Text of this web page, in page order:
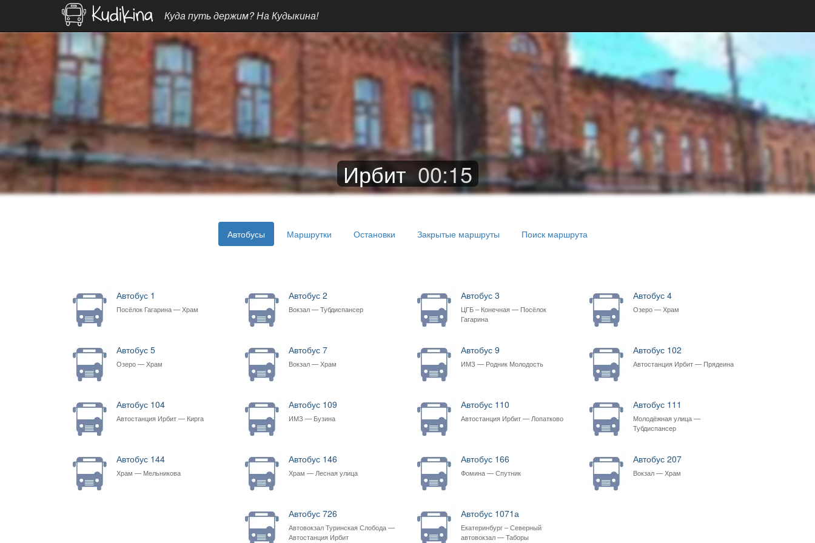
Куда путь держим? На Кудыкина!
Ирбит 00:15
Автобусы Маршрутки Остановки Закрытые маршруты Поиск маршрута
Автобус 1
Посёлок Гагарина — Храм
Автобус 2
Вокзал — Тубдиспансер
Автобус 3
ЦГБ – Конечная — Посёлок
Гагарина
Автобус 4
Озеро — Храм
Автобус 5
Озеро — Храм
Автобус 7
Вокзал — Храм
Автобус 9
ИМЗ — Родник Молодость
Автобус 102
Автостанция Ирбит — Прядеина
Автобус 104
Автостанция Ирбит — Кирга
Автобус 109
ИМЗ — Бузина
Автобус 110
Автостанция Ирбит — Лопатково
Автобус 111
Молодёжная улица —
Тубдиспансер
Автобус 144
Храм — Мельникова
Автобус 146
Храм — Лесная улица
Автобус 166
Фомина — Спутник
Автобус 207
Вокзал — Храм
Автобус 726
Автовокзал Туринская Слобода —
Автостанция Ирбит
Автобус 1071а
Екатеринбург – Северный
автовокзал — Таборы